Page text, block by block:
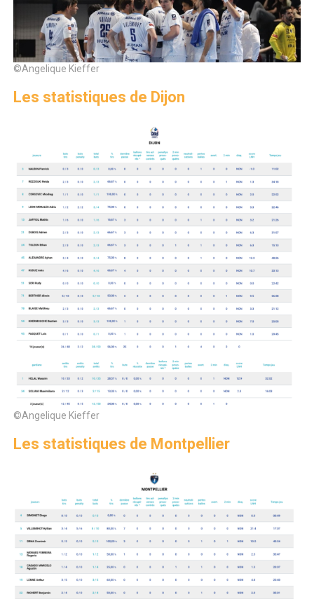
©Angelique Kieffer
Les statistiques de Dijon
©Angelique Kieffer
Les statistiques de Montpellier